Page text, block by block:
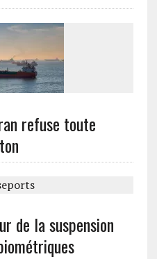
refuse toute
de la suspension